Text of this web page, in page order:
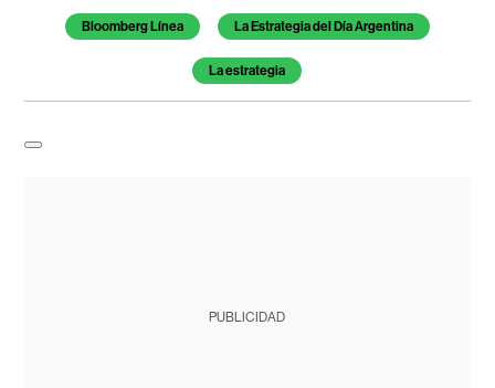
Bloomberg Línea La Estrategia del Día Argentina
La estrategia
PUBLICIDAD